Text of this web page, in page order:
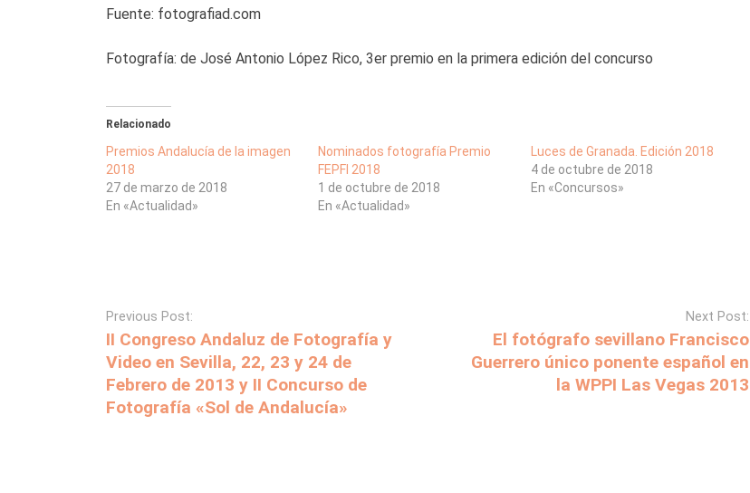
Fuente: fotografiad.com
Fotografía: de José Antonio López Rico, 3er premio en la primera edición del concurso
Relacionado
Premios Andalucía de la imagen
2018
27 de marzo de 2018
En «Actualidad»
Nominados fotografía Premio
FEPFI 2018
1 de octubre de 2018
En «Actualidad»
Luces de Granada. Edición 2018
4 de octubre de 2018
En «Concursos»
Previous Post:
II Congreso Andaluz de Fotografía y
Video en Sevilla, 22, 23 y 24 de
Febrero de 2013 y II Concurso de
Fotografía «Sol de Andalucía»
Next Post:
El fotógrafo sevillano Francisco
Guerrero único ponente español en
la WPPI Las Vegas 2013